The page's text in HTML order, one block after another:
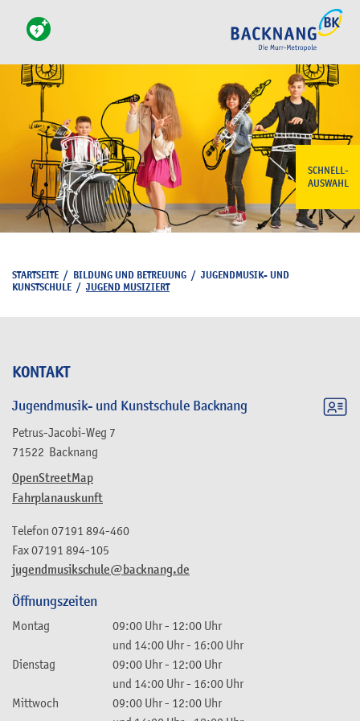
SCHNELL-
AUSWAHL
KONTAKT
Jugendmusik- und Kunstschule Backnang
Petrus-Jacobi-Weg 7
71522 Backnang
OpenStreetMap
Fahrplanauskunft
jugendmusikschule@backnang.de
Telefon 07191 894-460
Fax07191 894-105
Öffnungszeiten
Montag 09:00 Uhr- 12:00 Uhr
und 14:00 Uhr- 16:00 Uhr
Dienstag
09:00 Uhr- 12:00 Uhr
und 14:00 Uhr- 16:00 Uhr
Mittwoch
09:00 Uhr- 12:00 Uhr
STARTSEITE / BILDUNG UND BETREUUNG /JUGENDMUSIK- UND
KUNSTSCHULE /JUGEND MUSIZIERT